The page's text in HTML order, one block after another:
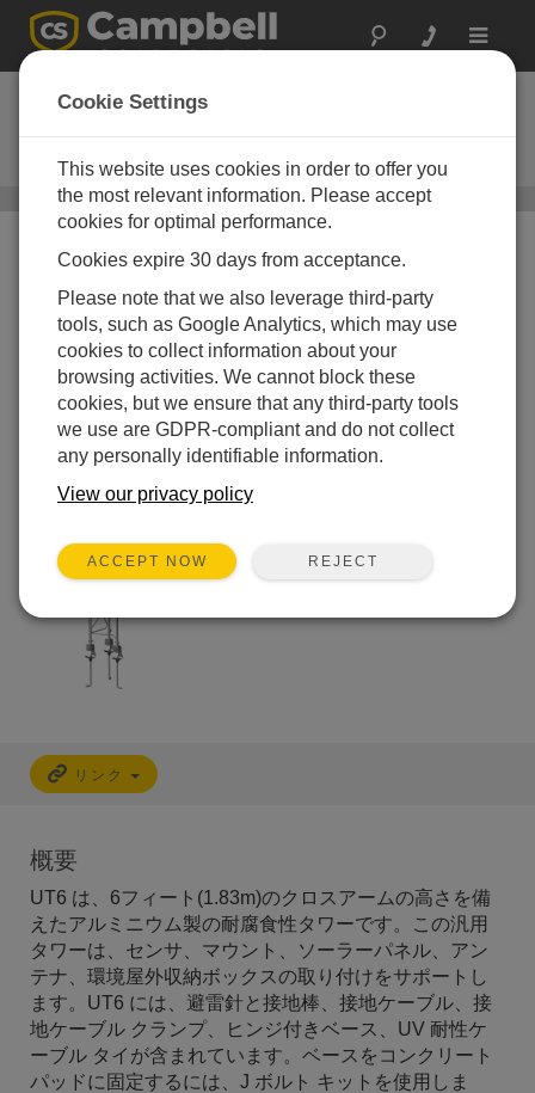
Toggle
UT6
6フィート タワー (ベース、調節可
能なマスト、接地キット付き)
タワー/ UT6
頑丈で長期にわたる計
器マウント
コンパクトモデル
リンク
概要
UT6 は、6フィート(1.83m)のクロスアームの高さを備
えたアルミニウム製の耐腐食性タワーです。この汎用
タワーは、センサ、マウント、ソーラーパネル、アン
テナ、環境屋外収納ボックスの取り付けをサポートし
ます。UT6 には、避雷針と接地棒、接地ケーブル、接
地ケーブル クランプ、ヒンジ付きベース、UV 耐性ケ
ーブル タイが含まれています。ベースをコンクリート
パッドに固定するには、J ボルト キットを使用しま
Cookie Settings
This website uses cookies in order to offer you
the most relevant information. Please accept
cookies for optimal performance.
Cookies expire 30 days from acceptance.
Please note that we also leverage third-party
tools, such as Google Analytics, which may use
cookies to collect information about your
browsing activities. We cannot block these
cookies, but we ensure that any third-party tools
we use are GDPR-compliant and do not collect
any personally identifiable information.
View our privacy policy
ACCEPT NOW REJECT